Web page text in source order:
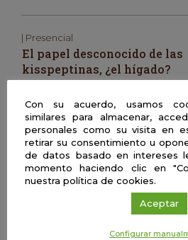
| Presencial
El papel desconocido de las
kisspeptinas, ¿el hígado?
| Presencial
Tesoros y Trampas:
Mundo de las Cajas Botín en
Videojuegos.
Con su acuerdo, usamos
similares para almacenar,
personales como su visita en
retirar su consentimiento u
de datos basado en intereses
momento haciendo clic en
nuestra política de cookies.
Aceptar
Configurar